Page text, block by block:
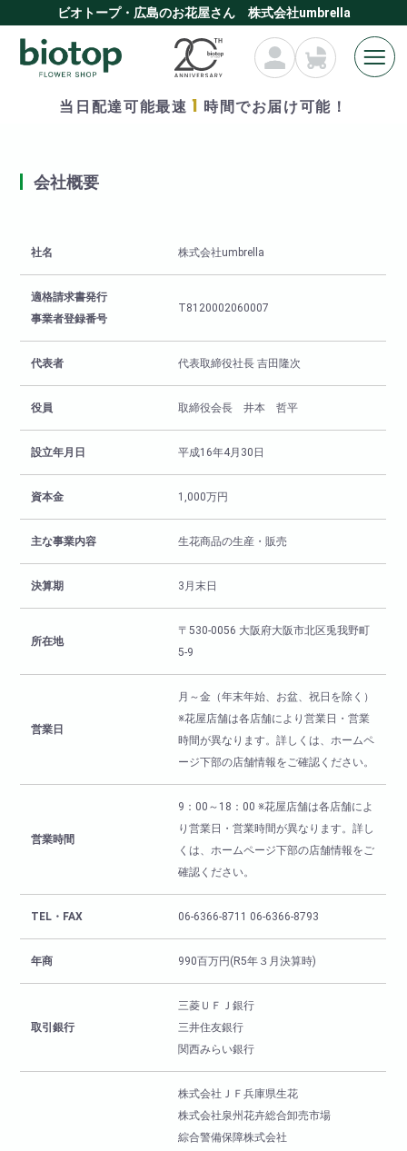
ビオトープ・広島のお花屋さん 株式会社umbrella
当日配達可能最速 1 時間でお届け可能！
» 会社概要
会社概要
社名 株式会社umbrella
適格請求書発行
事業者登録番号
T8120002060007
代表者 代表取締役社長 吉田隆次
役員 取締役会長 井本 哲平
設立年月日 平成16年4月30日
資本金 1,000万円
主な事業内容 生花商品の生産・販売
決算期 3月末日
所在地
〒530-0056 大阪府大阪市北区兎我野町
5-9
営業日
月～金（年末年始、お盆、祝日を除く）
※花屋店舗は各店舗により営業日・営業
時間が異なります。詳しくは、ホームペ
ージ下部の店舗情報をご確認ください。
営業時間
9：00～18：00 ※花屋店舗は各店舗によ
り営業日・営業時間が異なります。詳し
くは、ホームページ下部の店舗情報をご
確認ください。
TEL・FAX 06-6366-8711 06-6366-8793
年商 990百万円(R5年３月決算時)
取引銀行
三菱ＵＦＪ銀行
三井住友銀行
関西みらい銀行
株式会社ＪＦ兵庫県生花
株式会社泉州花卉総合卸売市場
綜合警備保障株式会社